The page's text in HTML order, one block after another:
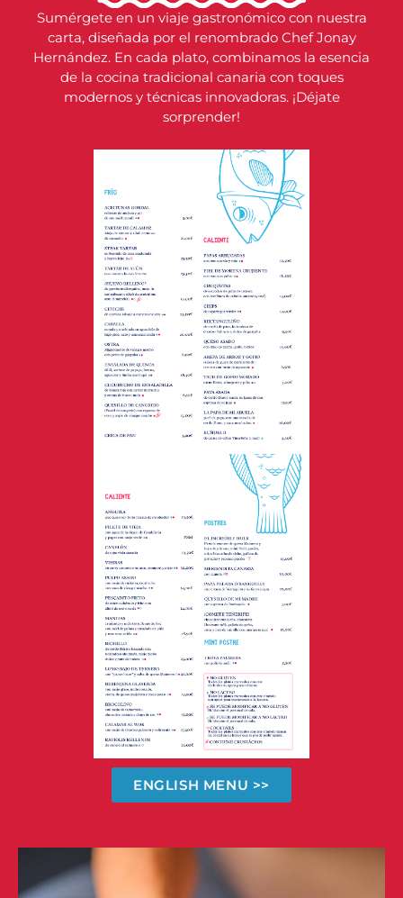
Sumérgete en un viaje gastronómico con nuestra
carta, diseñada por el renombrado Chef Jonay
Hernández. En cada plato, combinamos la esencia
de la cocina tradicional canaria con toques
modernos y técnicas innovadoras. ¡Déjate
sorprender!
ENGLISH MENU >>